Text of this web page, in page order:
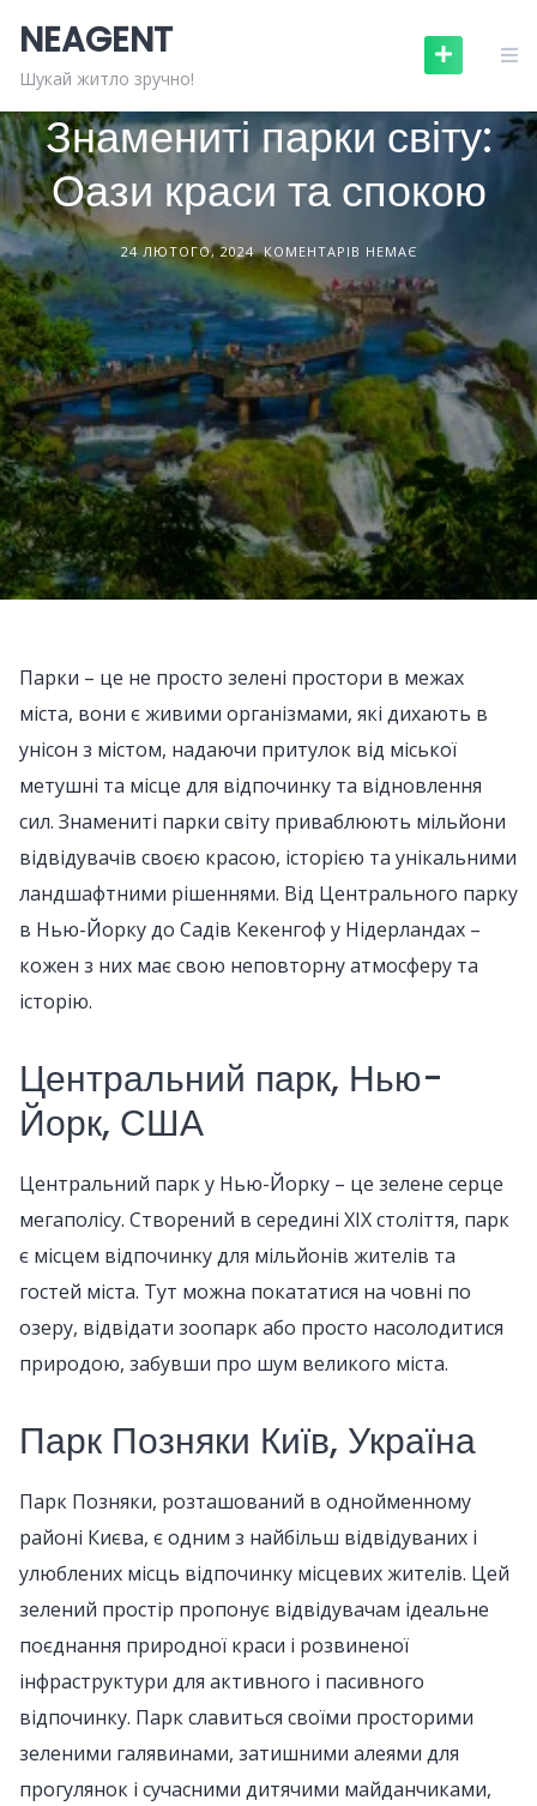
content
NEAGENT
Шукай житло зручно!ЛАНДШАФТНИЙ ДИЗАЙН
Знамениті парки світу:
Оази краси та спокою
24 ЛЮТОГО, 2024 КОМЕНТАРІВ НЕМАЄ
Парки – це не просто зелені простори в межах
міста, вони є живими організмами, які дихають в
унісон з містом, надаючи притулок від міської
метушні та місце для відпочинку та відновлення
сил. Знамениті парки світу приваблюють мільйони
відвідувачів своєю красою, історією та унікальними
ландшафтними рішеннями. Від Центрального парку
в Нью-Йорку до Садів Кекенгоф у Нідерландах –
кожен з них має свою неповторну атмосферу та
історію.
Центральний парк, Нью-
Йорк, США
Центральний парк у Нью-Йорку – це зелене серце
мегаполісу. Створений в середині XIX століття, парк
є місцем відпочинку для мільйонів жителів та
гостей міста. Тут можна покататися на човні по
озеру, відвідати зоопарк або просто насолодитися
природою, забувши про шум великого міста.
Парк Позняки Київ, Україна
Парк Позняки, розташований в однойменному
районі Києва, є одним з найбільш відвідуваних і
улюблених місць відпочинку місцевих жителів. Цей
зелений простір пропонує відвідувачам ідеальне
поєднання природної краси і розвиненої
інфраструктури для активного і пасивного
відпочинку. Парк славиться своїми просторими
зеленими галявинами, затишними алеями для
прогулянок і сучасними дитячими майданчиками,